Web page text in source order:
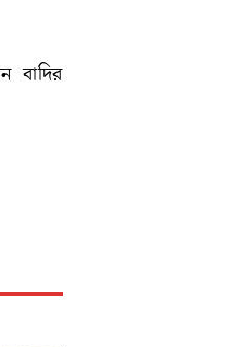
বাদির